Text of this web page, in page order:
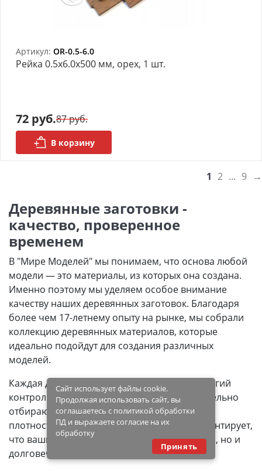
Артикул: OR-0.5-6.0
Рейка 0.5х6.0x500 мм, орех, 1 шт.
72 руб.87 руб.
В корзину
1 2 ... 9 →
Деревянные заготовки -
качество, проверенное
временем
В "Мире Моделей" мы понимаем, что основа любой
модели — это материалы, из которых она создана.
Именно поэтому мы уделяем особое внимание
качеству наших деревянных заготовок. Благодаря
более чем 17-летнему опыту на рынке, мы собрали
коллекцию деревянных материалов, которые
идеально подойдут для создания различных
моделей.
Каждая деревянная заготовка проходит строгий
контроль качества. Наши специалисты тщательно
отбирают древесину, учитывая ее текстуру,
плотность и другие характеристики. Это гарантирует,
что ваши модели будут не только красивыми, но и
долговечными.
Сайт использует файлы cookie.
Продолжая использовать сайт, вы
соглашаетесь с политикой обработки
ПД и выражаете согласие на их
обработку
Принять